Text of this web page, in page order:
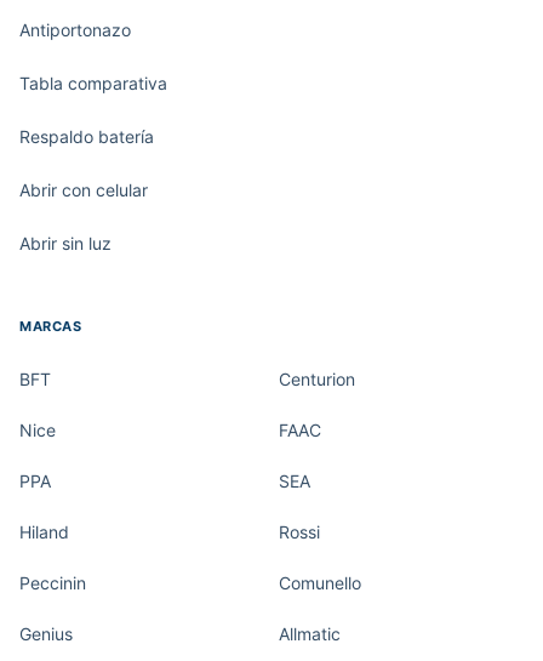
Antiportonazo
Tabla comparativa
Respaldo batería
Abrir con celular
Abrir sin luz
MARCAS
BFT Centurion
Nice FAAC
PPA SEA
Hiland Rossi
Peccinin Comunello
Genius Allmatic